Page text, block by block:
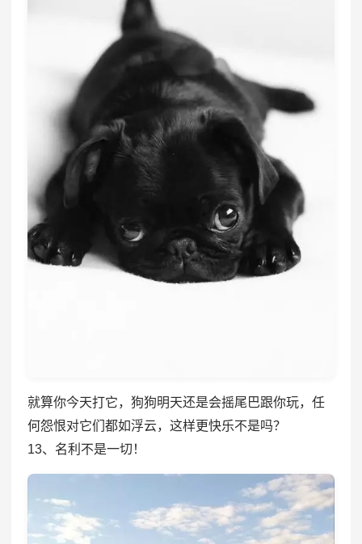
就算你今天打它，狗狗明天还是会摇尾巴跟你玩，任
何怨恨对它们都如浮云，这样更快乐不是吗？
13、名利不是一切！